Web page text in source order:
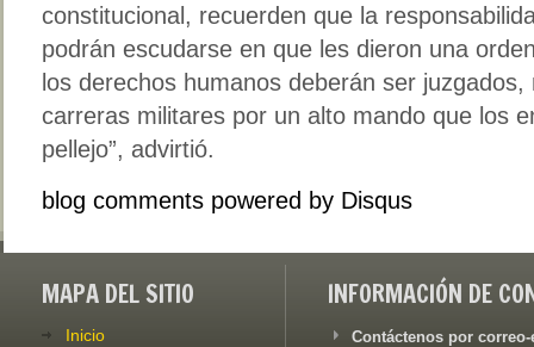
constitucional, recuerden que la
podrán escudarse en que les dieron una
los derechos humanos deberán ser
carreras militares por un alto mando que los
pellejo”, advirtió.
blog comments powered by Disqus
MAPA DEL SITIO
Inicio
INFORMACIÓN DE
Contáctenos por